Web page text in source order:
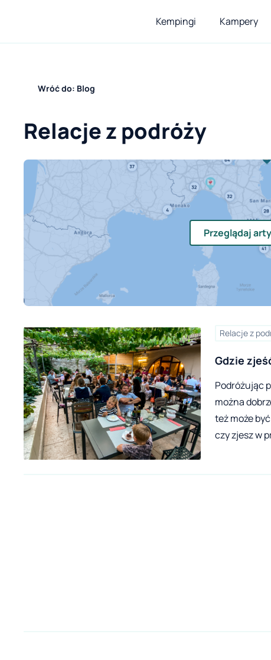
Kempingi Kampery
Wróć do: Blog
Relacje z podróży
Przeglądaj
Relacje z
Gdzie
Trentino
Podróżując
można
też może
czy zjesz w
wszędzie